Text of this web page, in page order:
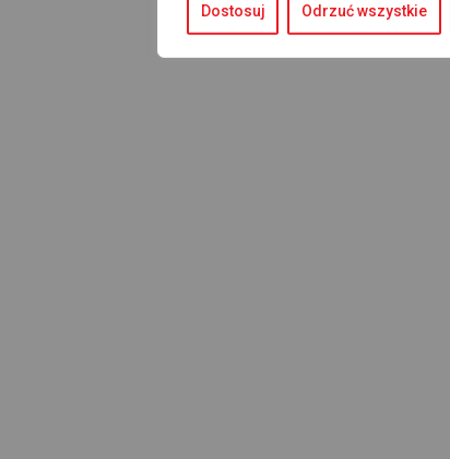
Dostosuj Odrzuć wszystkie